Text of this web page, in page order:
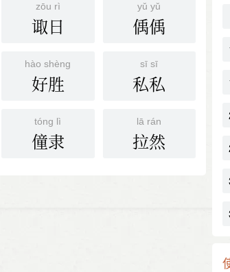
zōu rì
诹日
yǔ yǔ
偊偊
hào shèng
好胜
sī sī
私私
tóng lì
僮隶
lā rán
拉然